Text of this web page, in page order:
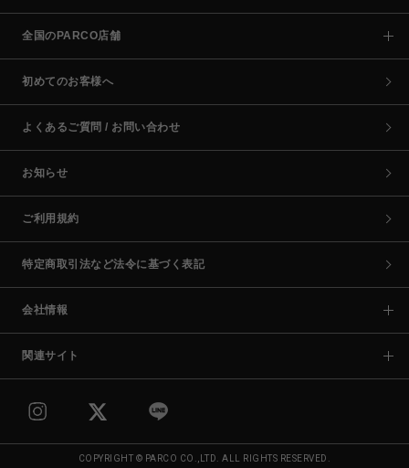
全国のPARCO店舗
初めてのお客様へ
よくあるご質問 / お問い合わせ
お知らせ
ご利用規約
特定商取引法など法令に基づく表記
会社情報
関連サイト
COPYRIGHT © PARCO CO.,LTD. ALL RIGHTS RESERVED.